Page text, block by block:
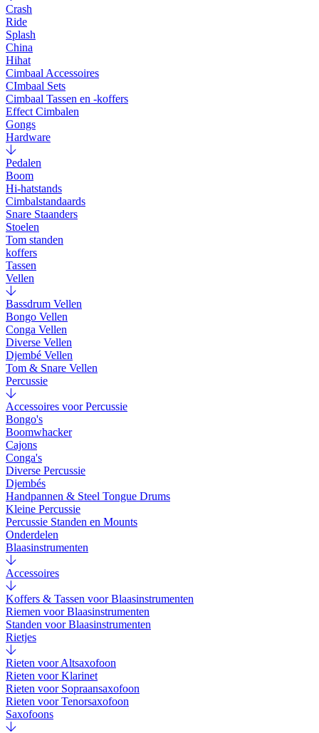
Crash
Ride
Splash
China
Hihat
Cimbaal Accessoires
CImbaal Sets
Cimbaal Tassen en -koffers
Effect Cimbalen
Gongs
Hardware
Pedalen
Boom
Hi-hatstands
Cimbalstandaards
Snare Staanders
Stoelen
Tom standen
koffers
Tassen
Vellen
Bassdrum Vellen
Bongo Vellen
Conga Vellen
Diverse Vellen
Djembé Vellen
Tom & Snare Vellen
Percussie
Accessoires voor Percussie
Bongo's
Boomwhacker
Cajons
Conga's
Diverse Percussie
Djembés
Handpannen & Steel Tongue Drums
Kleine Percussie
Percussie Standen en Mounts
Onderdelen
Blaasinstrumenten
Accessoires
Koffers & Tassen voor Blaasinstrumenten
Riemen voor Blaasinstrumenten
Standen voor Blaasinstrumenten
Rietjes
Rieten voor Altsaxofoon
Rieten voor Klarinet
Rieten voor Sopraansaxofoon
Rieten voor Tenorsaxofoon
Saxofoons